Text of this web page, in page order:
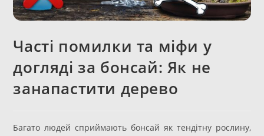
Часті помилки та міфи у
догляді за бонсай: Як не
занапастити дерево
Багато людей сприймають бонсай як тендітну рослину,